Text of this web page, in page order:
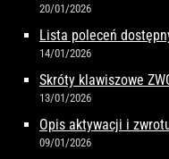
20/01/2026
Lista poleceń
14/01/2026
Skróty klawiszowe
13/01/2026
Opis aktywacji i
09/01/2026